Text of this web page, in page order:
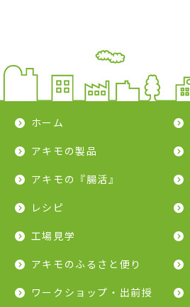
ホーム
アキモの製品
アキモの『腸活』
レシピ
工場見学
アキモのふるさと便り
ワークショップ・出前授